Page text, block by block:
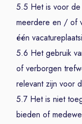
5.5 Het is voor de
meerdere en / of
één
5.6 Het gebruik
of verborgen
relevant zijn voor
5.7 Het is niet
bieden of